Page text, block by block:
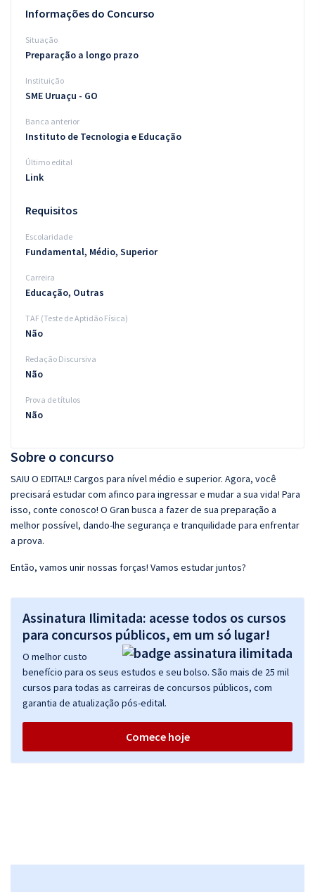
Questões grátis
Blog
Aprovados
Atendimento
Sobre o concurso
SAIU O EDITAL!! Cargos para nível médio e superior. Agora, você
precisará estudar com afinco para ingressar e mudar a sua vida! Para
isso, conte conosco! O Gran busca a fazer de sua preparação a
melhor possível, dando-lhe segurança e tranquilidade para enfrentar
a prova.
Então, vamos unir nossas forças! Vamos estudar juntos?
Assinatura Ilimitada: acesse todos os cursos
para concursos públicos, em um só lugar!
O melhor custo
benefício para os seus estudos e seu bolso. São mais de 25 mil
cursos para todas as carreiras de concursos públicos, com
garantia de atualização pós-edital.
Comece hoje
Informações do Concurso
Situação
Preparação a longo prazo
Instituição
SME Uruaçu - GO
Banca anterior
Instituto de Tecnologia e Educação
Último edital
Link
Requisitos
Escolaridade
Fundamental, Médio, Superior
Carreira
Educação, Outras
TAF (Teste de Aptidão Física)
Não
Redação Discursiva
Não
Prova de títulos
Não